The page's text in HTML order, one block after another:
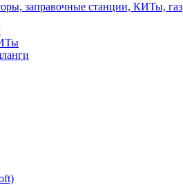
заправочные станции, КИТы, газ